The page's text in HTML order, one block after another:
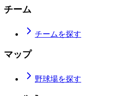
チーム
チームを探す
マップ
野球場を探す